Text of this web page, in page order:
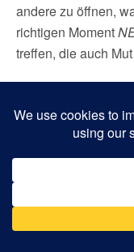
andere zu öffnen,
richtigen Moment
treffen, die auch
Alexandra Senfft,